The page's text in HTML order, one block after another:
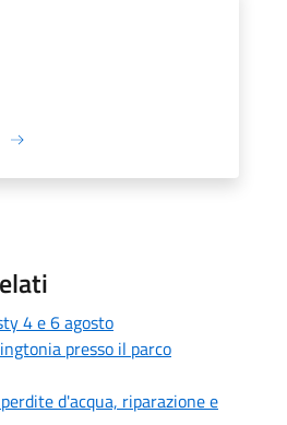
4 e 6 agosto
presso il parco
d'acqua, riparazione e